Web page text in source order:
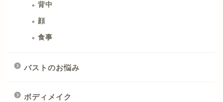
背中
顔
食事
バストのお悩み
ボディメイク